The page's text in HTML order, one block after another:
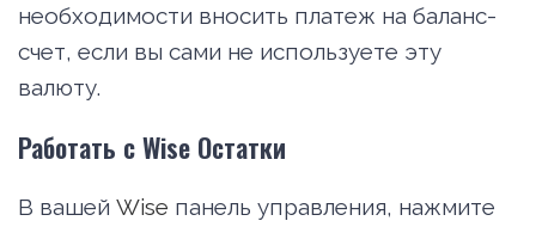
необходимости вносить платеж на баланс-
счет, если вы сами не используете эту
валюту.
Работать с Wise Остатки
В вашей Wise панель управления, нажмите